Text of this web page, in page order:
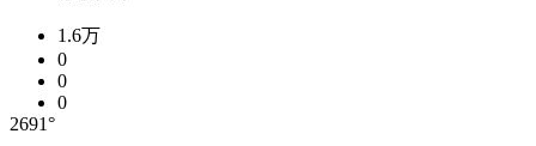
1.6万
0
0
0
2691°